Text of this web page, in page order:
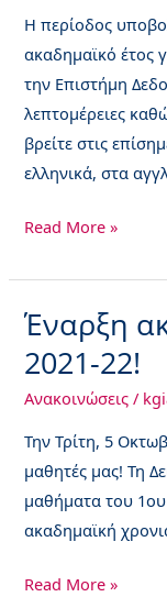
Η περίοδος
ακαδημαϊκό έτος
την Επιστήμη
λεπτομέρειες
βρείτε στις
ελληνικά, στα
Read More »
Έναρξη
2021-22!
Ανακοινώσεις /
Την Τρίτη, 5
μαθητές μας! Τη
μαθήματα του
ακαδημαϊκή
Έναρξη
ακαδημαϊκού
έτους
2021-
22!
Read More »